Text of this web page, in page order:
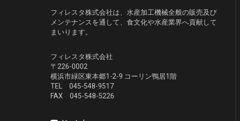
フィレスタ株式会社は、水産加工機械全般の販売及び
メンテナンスを通して、食文化や水産業界へ貢献して
まいります。
フィレスタ株式会社
〒226-0002
横浜市緑区東本郷1-2-9 コーリン鴨居1階
TEL 045-548-9517
FAX 045-548-5226